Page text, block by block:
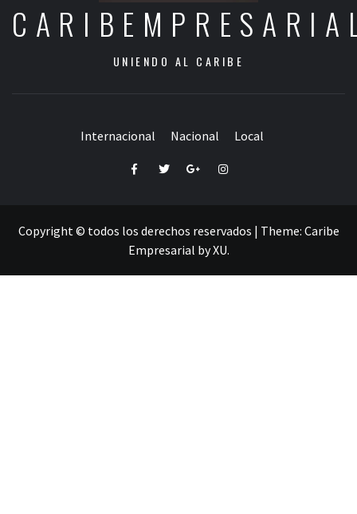
UNIENDO AL CARIBE
Internacional Nacional Local
FacebookTwitterGoogle+Instagram
Copyright © todos los derechos reservados | Theme: Caribe
Empresarial byXU.